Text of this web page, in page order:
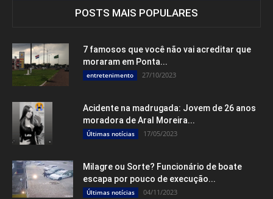
POSTS MAIS POPULARES
7 famosos que você não vai acreditar que
moraram em Ponta...
entretenimento 27/10/2023
Acidente na madrugada: Jovem de 26 anos
moradora de Aral Moreira...
Últimas notícias 17/05/2023
Milagre ou Sorte? Funcionário de boate
escapa por pouco de execução...
Últimas notícias 04/11/2023